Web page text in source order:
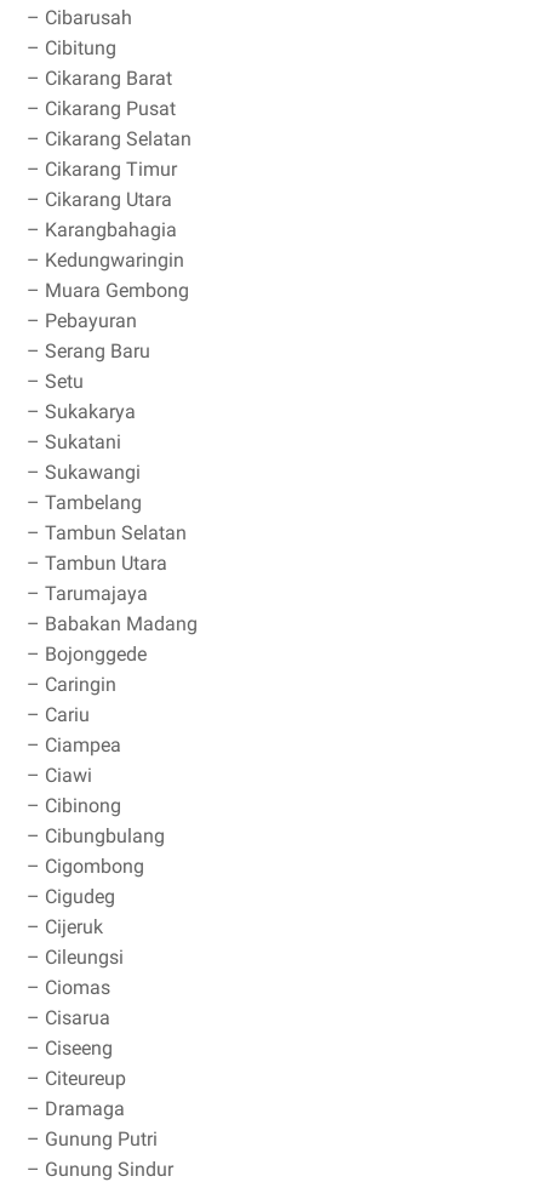
– Cibarusah
– Cibitung
– Cikarang Barat
– Cikarang Pusat
– Cikarang Selatan
– Cikarang Timur
– Cikarang Utara
– Karangbahagia
– Kedungwaringin
– Muara Gembong
– Pebayuran
– Serang Baru
– Setu
– Sukakarya
– Sukatani
– Sukawangi
– Tambelang
– Tambun Selatan
– Tambun Utara
– Tarumajaya
– Babakan Madang
– Bojonggede
– Caringin
– Cariu
– Ciampea
– Ciawi
– Cibinong
– Cibungbulang
– Cigombong
– Cigudeg
– Cijeruk
– Cileungsi
– Ciomas
– Cisarua
– Ciseeng
– Citeureup
– Dramaga
– Gunung Putri
– Gunung Sindur